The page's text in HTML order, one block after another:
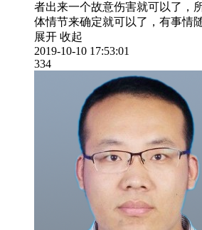
者出来一个故意伤害就可以了，
体情节来确定就可以了，有事情
展开 收起
2019-10-10 17:53:01
334